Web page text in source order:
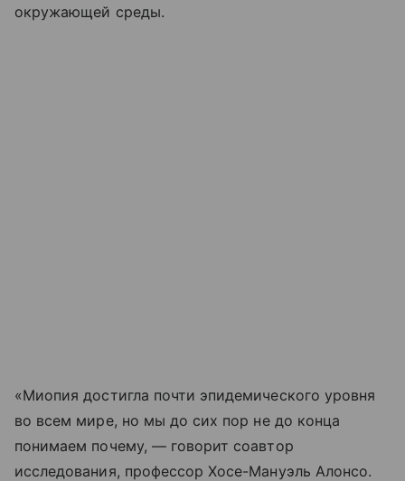
окружающей среды.
«Миопия достигла почти эпидемического уровня
во всем мире, но мы до сих пор не до конца
понимаем почему, — говорит соавтор
исследования, профессор Хосе-Мануэль Алонсо.